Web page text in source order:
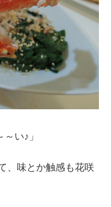
い♪」
、味とか触感も花咲